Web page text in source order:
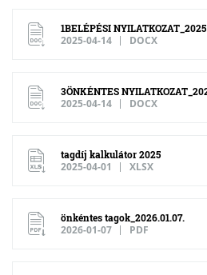
1BELÉPÉSI NYILATKOZAT_2025
2025-04-14 DOCX
3ÖNKÉNTES
2025-04-14 DOCX
tagdíj kalkulátor 2025
2025-04-01 XLSX
önkéntes tagok_2026.01.07.
2026-01-07 PDF